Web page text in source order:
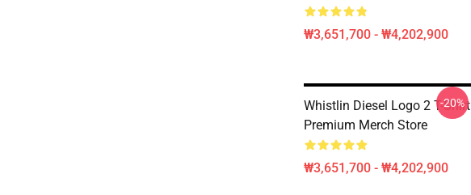
₩3,651,700 - ₩4,202,900
Whistlin Diesel Logo 2 T-Shirt
Premium Merch Store
₩3,651,700 - ₩4,202,900
-20%